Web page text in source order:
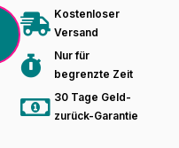
Kostenloser
Versand
Nur für
begrenzte Zeit
30 Tage Geld-
zurück-Garantie